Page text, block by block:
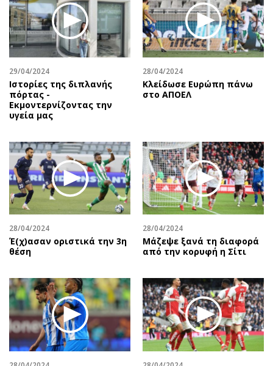
29/04/2024
Ιστορίες της διπλανής
πόρτας -
Εκμοντερνίζοντας την
υγεία μας
28/04/2024
Κλείδωσε Ευρώπη πάνω
στο ΑΠΟΕΛ
28/04/2024
Έ(χ)ασαν οριστικά την 3η
θέση
28/04/2024
Μάζεψε ξανά τη διαφορά
από την κορυφή η Σίτι